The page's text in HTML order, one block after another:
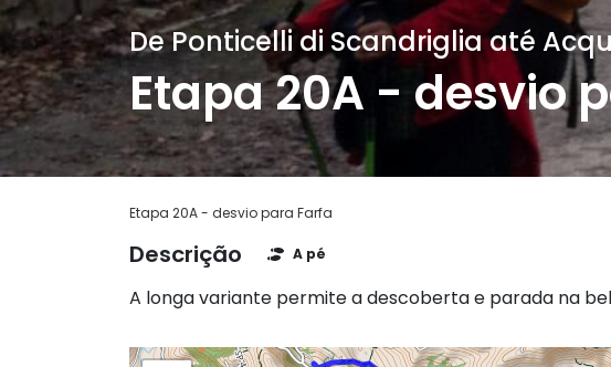
De Ponticelli di Scandriglia até
Etapa 20A - desvio
Etapa 20A - desvio para Farfa
Descrição A pé
A longa variante permite a descoberta e parada na